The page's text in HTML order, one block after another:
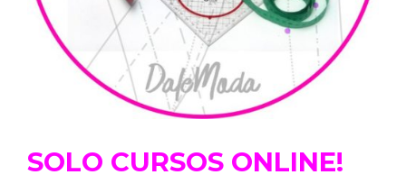
SOLO CURSOS ONLINE!